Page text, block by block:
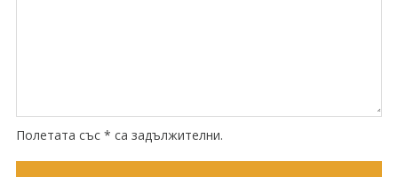
Полетата със * са задължителни.